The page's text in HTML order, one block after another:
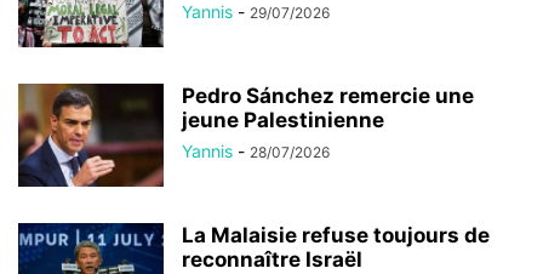
Yannis - 29/07/2026
Pedro Sánchez remercie une
jeune Palestinienne
Yannis - 28/07/2026
La Malaisie refuse toujours de
reconnaître Israël